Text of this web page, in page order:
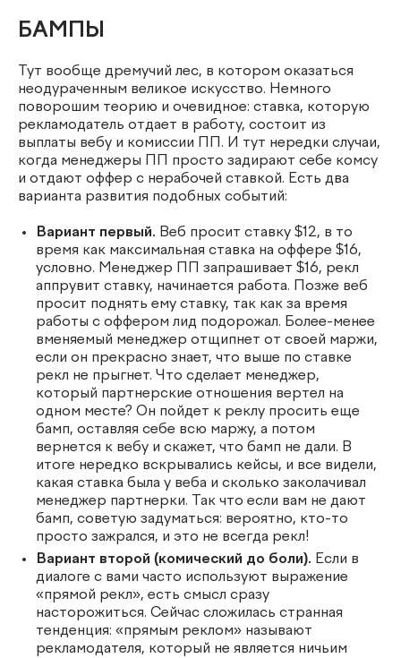
БАМПЫ
Тут вообще дремучий лес, в котором оказаться
неодураченным великое искусство. Немного
поворошим теорию и очевидное: ставка, которую
рекламодатель отдает в работу, состоит из
выплаты вебу и комиссии ПП. И тут нередки случаи,
когда менеджеры ПП просто задирают себе комсу
и отдают оффер с нерабочей ставкой. Есть два
варианта развития подобных событий:
Вариант первый. Веб просит ставку $12, в то
время как максимальная ставка на оффере $16,
условно. Менеджер ПП запрашивает $16, рекл
аппрувит ставку, начинается работа. Позже веб
просит поднять ему ставку, так как за время
работы с оффером лид подорожал. Более-менее
вменяемый менеджер отщипнет от своей маржи,
если он прекрасно знает, что выше по ставке
рекл не прыгнет. Что сделает менеджер,
который партнерские отношения вертел на
одном месте? Он пойдет к реклу просить еще
бамп, оставляя себе всю маржу, а потом
вернется к вебу и скажет, что бамп не дали. В
итоге нередко вскрывались кейсы, и все видели,
какая ставка была у веба и сколько заколачивал
менеджер партнерки. Так что если вам не дают
бамп, советую задуматься: вероятно, кто-то
просто зажрался, и это не всегда рекл!
Вариант второй (комический до боли). Если в
диалоге с вами часто используют выражение
«прямой рекл», есть смысл сразу
насторожиться. Сейчас сложилась странная
тенденция: «прямым реклом» называют
рекламодателя, который не является ничьим